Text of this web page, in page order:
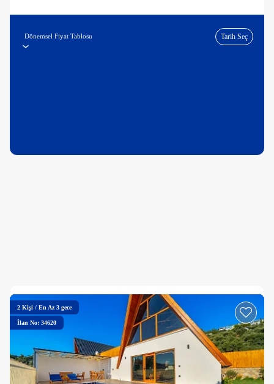
Dönemsel Fiyat Tablosu Tarih Seç
2 Kişi / En Az 3 gece
İlan No: 34620